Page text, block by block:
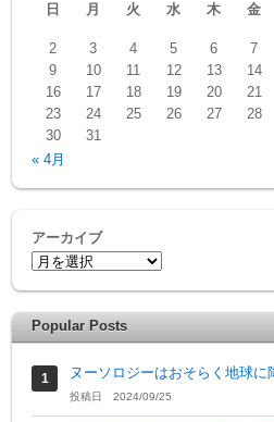
日
月 火 水 木 金
2
3 4 5 6 7
9
10 11 12 13 14
16
17 18 19 20 21
23
24 25 26 27 28
30
31
« 4月
アーカイブ
Popular Posts
ヌーソロジーはおそらく地球に
投稿日 2024/09/25